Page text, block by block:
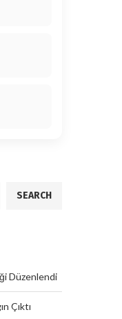
SEARCH
Düzenlendi
Çıktı